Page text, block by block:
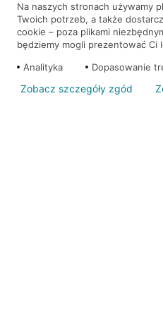
WEŹ KREDYT
Na naszych stronach używamy
Twoich potrzeb, a także
cookie – poza plikami
będziemy mogli prezentować
Analityka
Dopasowanie
Zobacz szczegóły zgód